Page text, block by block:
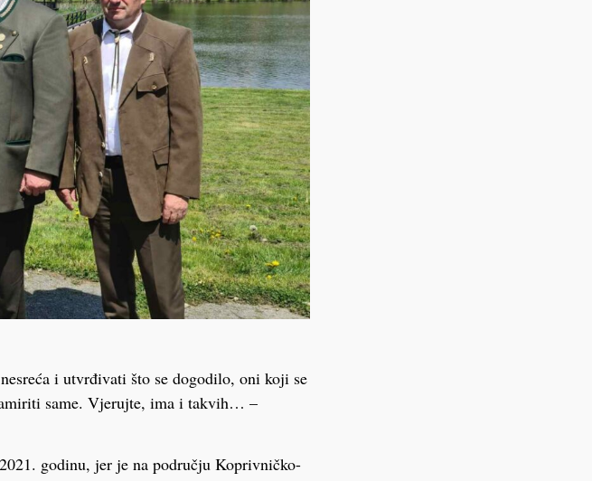
i utvrđivati što se dogodilo, oni koji se
same. Vjerujte, ima i takvih… –
godinu, jer je na području Koprivničko-